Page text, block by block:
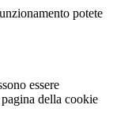
potete
essere
della cookie